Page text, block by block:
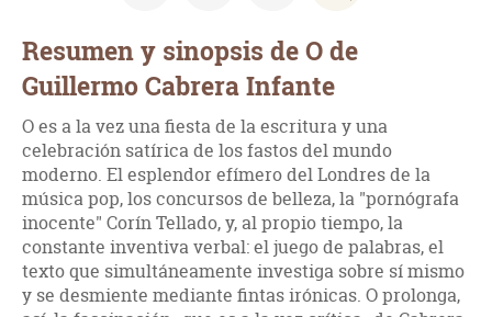
Resumen y sinopsis de O de
Guillermo Cabrera Infante
O es a la vez una fiesta de la escritura y una
celebración satírica de los fastos del mundo
moderno. El esplendor efímero del Londres de la
música pop, los concursos de belleza, la "pornógrafa
inocente" Corín Tellado, y, al propio tiempo, la
constante inventiva verbal: el juego de palabras, el
texto que simultáneamente investiga sobre sí mismo
y se desmiente mediante fintas irónicas. O prolonga,